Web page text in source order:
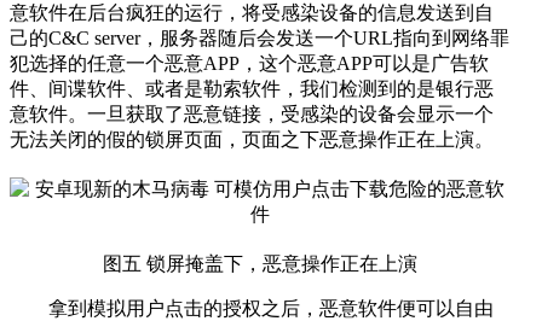
意软件在后台疯狂的运行，将受感染设备的信息发送到自
己的C&C server，服务器随后会发送一个URL指向到网络罪
犯选择的任意一个恶意APP，这个恶意APP可以是广告软
件、间谍软件、或者是勒索软件，我们检测到的是银行恶
意软件。一旦获取了恶意链接，受感染的设备会显示一个
无法关闭的假的锁屏页面，页面之下恶意操作正在上演。
图五 锁屏掩盖下，恶意操作正在上演
拿到模拟用户点击的授权之后，恶意软件便可以自由